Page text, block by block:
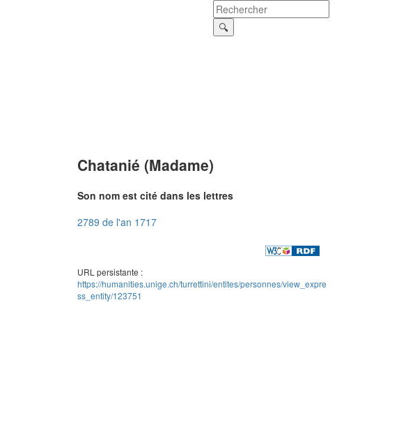
Chatanié (Madame)
Son nom est cité dans les lettres
2789 de l'an 1717
URL persistante :
https://humanities.unige.ch/turrettini/entites/personnes/view_expre
ss_entity/123751